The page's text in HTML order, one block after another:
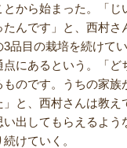
から始まった。「
んです」と、西村
品目の栽培を続けて
にあるという。「ど
のです。うちの家
と、西村さんは教
出してもらえるよ
けていく。